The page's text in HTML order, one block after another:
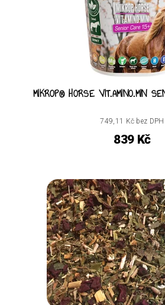
MIKROP® HORSE VIT.AMINO.MIN
749,11 Kč bez DPH
839 Kč